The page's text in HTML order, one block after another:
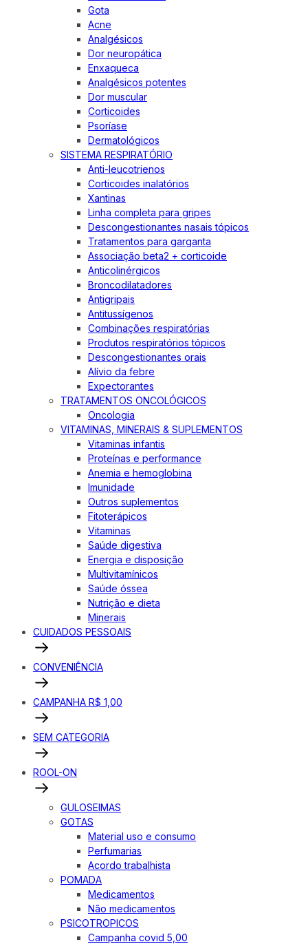
Gota
Acne
Analgésicos
Dor neuropática
Enxaqueca
Analgésicos potentes
Dor muscular
Corticoides
Psoríase
Dermatológicos
SISTEMA RESPIRATÓRIO
Anti-leucotrienos
Corticoides inalatórios
Xantinas
Linha completa para gripes
Descongestionantes nasais tópicos
Tratamentos para garganta
Associação beta2 + corticoide
Anticolinérgicos
Broncodilatadores
Antigripais
Antitussígenos
Combinações respiratórias
Produtos respiratórios tópicos
Descongestionantes orais
Alívio da febre
Expectorantes
TRATAMENTOS ONCOLÓGICOS
Oncologia
VITAMINAS, MINERAIS & SUPLEMENTOS
Vitaminas infantis
Proteínas e performance
Anemia e hemoglobina
Imunidade
Outros suplementos
Fitoterápicos
Vitaminas
Saúde digestiva
Energia e disposição
Multivitamínicos
Saúde óssea
Nutrição e dieta
Minerais
CUIDADOS PESSOAIS
CONVENIÊNCIA
CAMPANHA R$ 1,00
SEM CATEGORIA
ROOL-ON
GULOSEIMAS
GOTAS
Material uso e consumo
Perfumarias
Acordo trabalhista
POMADA
Medicamentos
Não medicamentos
PSICOTROPICOS
Campanha covid 5,00